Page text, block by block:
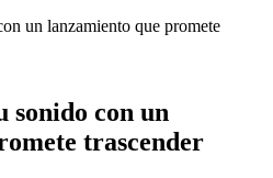
sonido con un
trascender